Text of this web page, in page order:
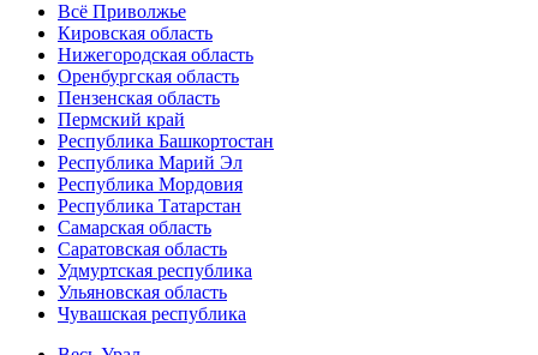
Всё Приволжье
Кировская область
Нижегородская область
Оренбургская область
Пензенская область
Пермский край
Республика Башкортостан
Республика Марий Эл
Республика Мордовия
Республика Татарстан
Самарская область
Саратовская область
Удмуртская республика
Ульяновская область
Чувашская республика